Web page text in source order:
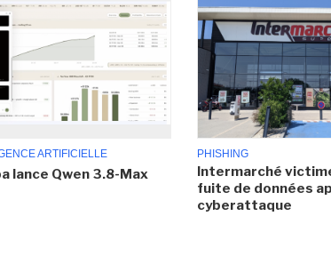
ARTIFICIELLE
lance Qwen 3.8-Max
PHISHING
Intermarché
fuite de données
cyberattaque